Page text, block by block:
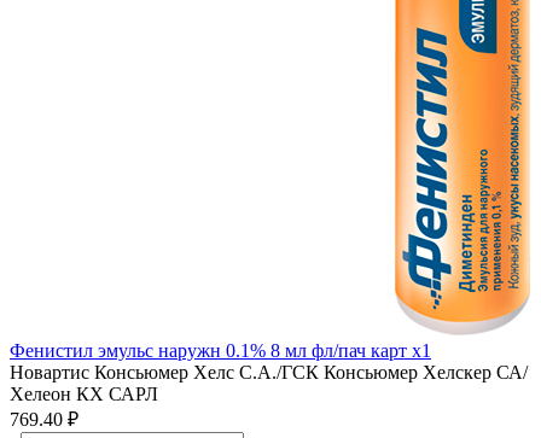
Фенистил эмульс наружн 0.1% 8 мл фл/пач карт x1
Новартис Консьюмер Хелс С.А./ГСК Консьюмер Хелскер СА/
Хелеон КХ САРЛ
769.40 ₽